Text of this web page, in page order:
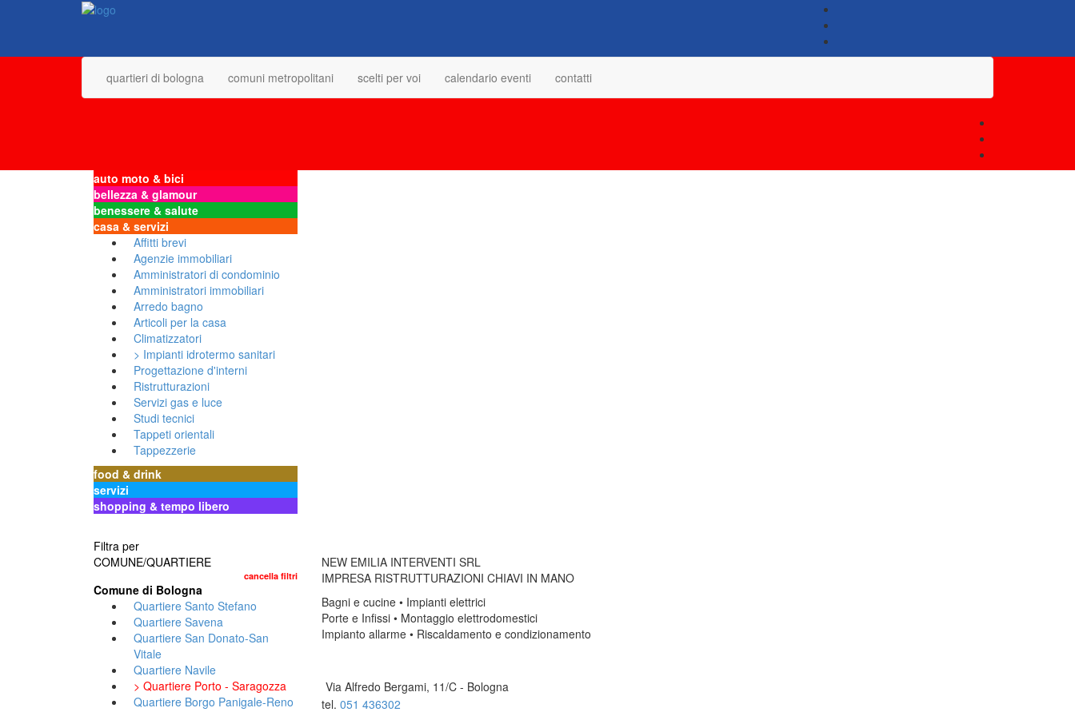
quartieri di bologna comuni metropolitani scelti per voi calendario eventi contatti
auto moto & bici
bellezza & glamour
benessere & salute
casa & servizi
Affitti brevi
Agenzie immobiliari
Amministratori di condominio
Amministratori immobiliari
Arredo bagno
Articoli per la casa
Climatizzatori
> Impianti idrotermo sanitari
Progettazione d'interni
Ristrutturazioni
Servizi gas e luce
Studi tecnici
Tappeti orientali
Tappezzerie
food & drink
servizi
shopping & tempo libero
Filtra per
COMUNE/QUARTIERE
cancella filtri
Comune di Bologna
Quartiere Santo Stefano
Quartiere Savena
Quartiere San Donato-San
Vitale
Quartiere Navile
> Quartiere Porto - Saragozza
Quartiere Borgo Panigale-Reno
NEW EMILIA INTERVENTI SRL
IMPRESA RISTRUTTURAZIONI CHIAVI IN MANO
Bagni e cucine • Impianti elettrici
Porte e Infissi • Montaggio elettrodomestici
Impianto allarme • Riscaldamento e condizionamento
Via Alfredo Bergami, 11/C - Bologna
tel. 051 436302